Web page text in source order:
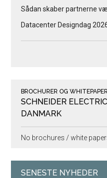
Sådan skaber partnerne
Datacenter Designdag
BROCHURER OG
SCHNEIDER ELECTRIC
DANMARK
No brochures / white
SENESTE NYHEDER